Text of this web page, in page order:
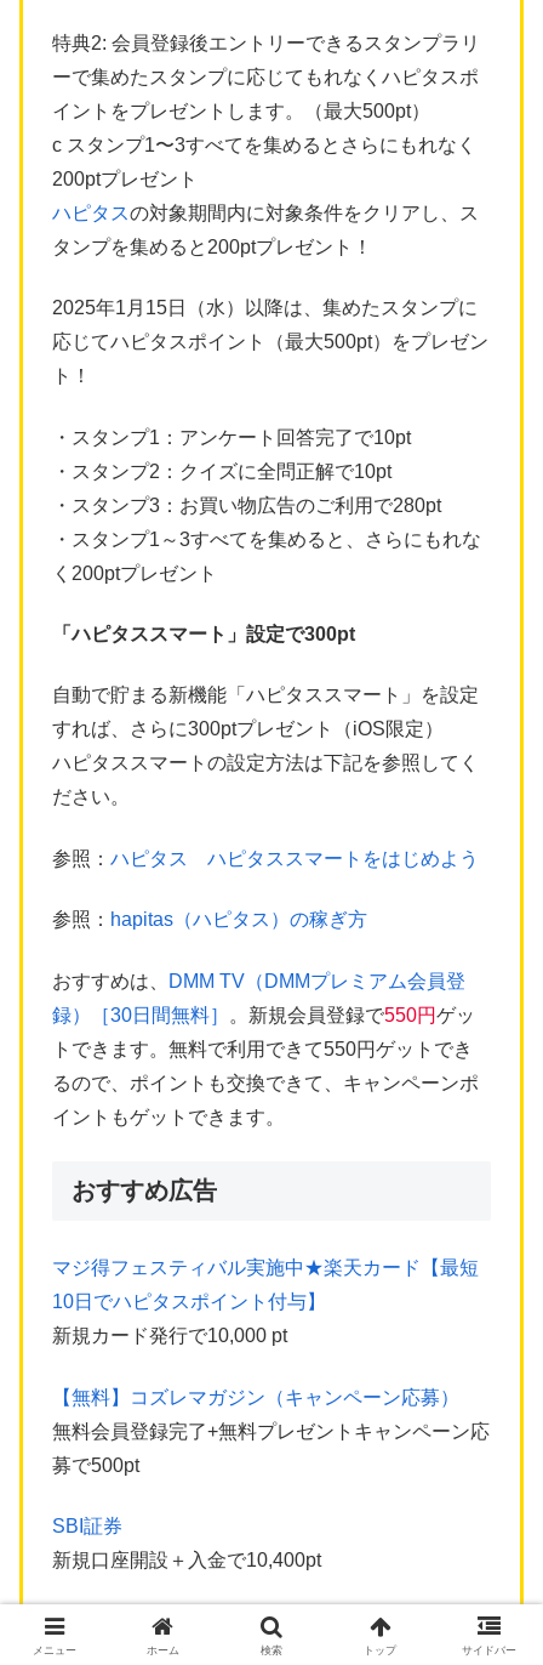
特典2: 会員登録後エントリーできるスタンプラリ
ーで集めたスタンプに応じてもれなくハピタスポ
イントをプレゼントします。（最大500pt）
c スタンプ1〜3すべてを集めるとさらにもれなく
200ptプレゼント
ハピタスの対象期間内に対象条件をクリアし、ス
タンプを集めると200ptプレゼント！
2025年1月15日（水）以降は、集めたスタンプに
応じてハピタスポイント（最大500pt）をプレゼン
ト！
・スタンプ1：アンケート回答完了で10pt
・スタンプ2：クイズに全問正解で10pt
・スタンプ3：お買い物広告のご利用で280pt
・スタンプ1～3すべてを集めると、さらにもれな
く200ptプレゼント
「ハピタススマート」設定で300pt
自動で貯まる新機能「ハピタススマート」を設定
すれば、さらに300ptプレゼント（iOS限定）
ハピタススマートの設定方法は下記を参照してく
ださい。
参照： ハピタス ハピタススマートをはじめよう
参照： hapitas（ハピタス）の稼ぎ方
おすすめは、
DMM TV（DMMプレミアム会員登
録）［30日間無料］
。新規会員登録で550円ゲッ
トできます。無料で利用できて550円ゲットでき
るので、ポイントも交換できて、キャンペーンポ
イントもゲットできます。
おすすめ広告
マジ得フェスティバル実施中★楽天カード【最短
10日でハピタスポイント付与】
新規カード発行で10,000 pt
【無料】コズレマガジン（キャンペーン応募）
無料会員登録完了+無料プレゼントキャンペーン応
募で500pt
SBI証券
新規口座開設＋入金で10,400pt
【無料体験】Amazon Music unlimited（アマゾン
ミュージックアンリミテッド）
メニュー ホーム 検索 トップ サイドバー